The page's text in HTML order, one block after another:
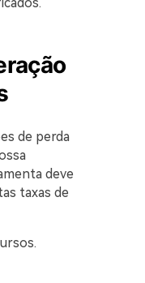
de perda
deve
taxas de